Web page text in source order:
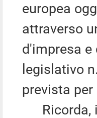
europea
attraverso
d'impresa e
legislativo
prevista
Ricorda,